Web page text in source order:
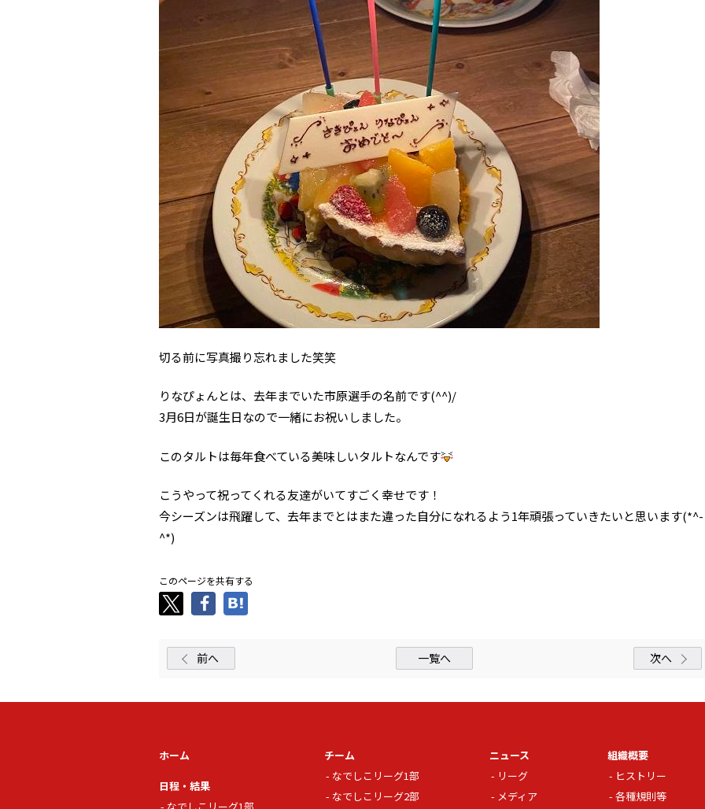
切る前に写真撮り忘れました笑笑
りなぴょんとは、去年までいた市原選手の名前です(^^)/
3月6日が誕生日なので一緒にお祝いしました。
このタルトは毎年食べている美味しいタルトなんです
こうやって祝ってくれる友達がいてすごく幸せです！
今シーズンは飛躍して、去年までとはまた違った自分になれるよう1年頑張っていきたいと思います(*^-
^*)
このページを共有する
前へ 一覧へ 次へ
ホーム
日程・結果
チーム
なでしこリーグ1部
なでしこリーグ2部
ニュース
リーグ
メディア
組織概要
ヒストリー
各種規則等